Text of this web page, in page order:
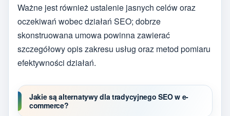
Ważne jest również ustalenie jasnych celów oraz
oczekiwań wobec działań SEO; dobrze
skonstruowana umowa powinna zawierać
szczegółowy opis zakresu usług oraz metod pomiaru
efektywności działań.
Jakie są alternatywy dla tradycyjnego SEO w e-
commerce?